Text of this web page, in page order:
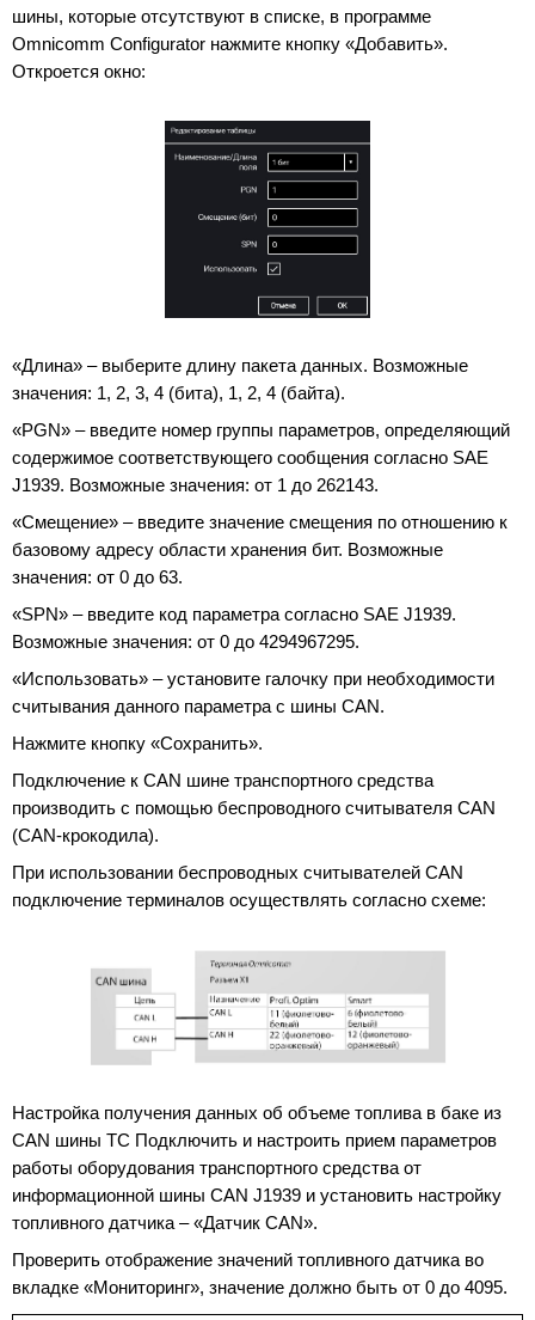
шины, которые отсутствуют в списке, в программе
Omnicomm Configurator нажмите кнопку «Добавить».
Откроется окно:
«Длина» – выберите длину пакета данных. Возможные
значения: 1, 2, 3, 4 (бита), 1, 2, 4 (байта).
«PGN» – введите номер группы параметров, определяющий
содержимое соответствующего сообщения согласно SAE
J1939. Возможные значения: от 1 до 262143.
«Смещение» – введите значение смещения по отношению к
базовому адресу области хранения бит. Возможные
значения: от 0 до 63.
«SPN» – введите код параметра согласно SAE J1939.
Возможные значения: от 0 до 4294967295.
«Использовать» – установите галочку при необходимости
считывания данного параметра с шины CAN.
Нажмите кнопку «Сохранить».
Подключение к CAN шине транспортного средства
производить с помощью беспроводного считывателя CAN
(CAN-крокодила).
При использовании беспроводных считывателей CAN
подключение терминалов осуществлять согласно схеме:
Настройка получения данных об объеме топлива в баке из
CAN шины ТС Подключить и настроить прием параметров
работы оборудования транспортного средства от
информационной шины CAN J1939 и установить настройку
топливного датчика – «Датчик CAN».
Проверить отображение значений топливного датчика во
вкладке «Мониторинг», значение должно быть от 0 до 4095.